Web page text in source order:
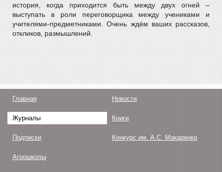
история, когда приходится быть между двух огней –
выступать в роли переговорщика между учениками и
учителями-предметниками. Очень ждём ваших рассказов,
откликов, размышлений.
Главная Новости
Журналы Книги
Подписки Конкурс им. А.С. Макаренко
Агрошколы